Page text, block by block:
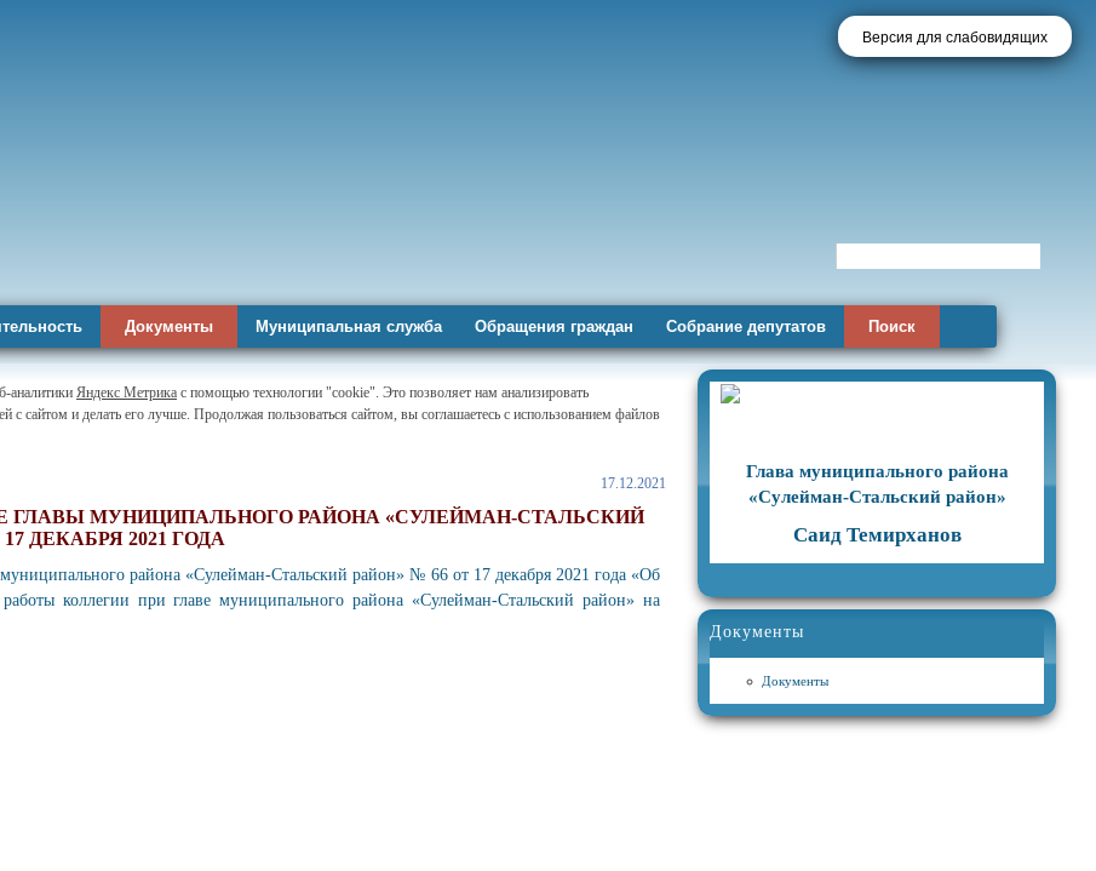
Версия для слабовидящих
Документы Муниципальная служба Обращения граждан Собрание депутатов Поиск
аналитики Яндекс Метрика с помощью технологии "cookie". Это позволяет нам анализировать
с сайтом и делать его лучше. Продолжая пользоваться сайтом, вы соглашаетесь с использованием файлов
17.12.2021
ГЛАВЫ МУНИЦИПАЛЬНОГО РАЙОНА «СУЛЕЙМАН-СТАЛЬСКИЙ
ДЕКАБРЯ 2021 ГОДА
района «Сулейман-Стальский район» № 66 от 17 декабря 2021 года «Об
коллегии при главе муниципального района «Сулейман-Стальский район» на
Глава муниципального района
«Сулейман-Стальский район»
Саид Темирханов
Документы
Документы